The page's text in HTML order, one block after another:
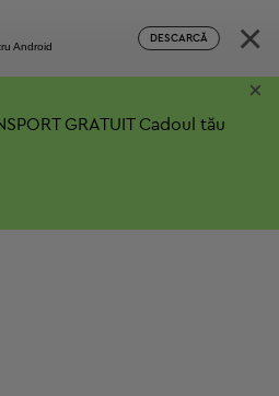
Android
DESCARCĂ ×
GRATUITCadoul tău
×